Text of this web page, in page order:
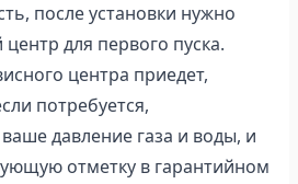
после установки нужно
для первого пуска.
центра приедет,
потребуется,
давление газа и воды, и
отметку в гарантийном